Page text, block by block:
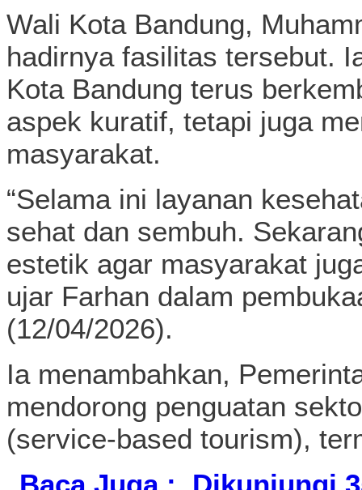
Wali Kota Bandung,
hadirnya fasilitas tersebut.
Kota Bandung terus
aspek kuratif, tetapi juga
masyarakat.
“Selama ini layanan
sehat dan sembuh.
estetik agar masyarakat
ujar Farhan dalam
(12/04/2026).
Ia menambahkan,
mendorong penguatan
(service-based tourism),